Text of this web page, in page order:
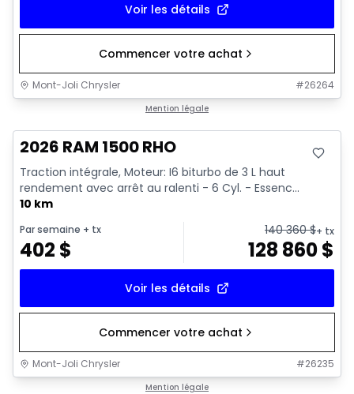
Voir les détails
Commencer votre achat
Mont-Joli Chrysler #26264
Mention légale
2026 RAM 1500 RHO
Traction intégrale, Moteur: I6 biturbo de 3 L haut
rendement avec arrêt au ralenti - 6 Cyl. - Essenc...
10 km
Par semaine + tx
402 $
140 360$+ tx
128 860$
Voir les détails
Commencer votre achat
Mont-Joli Chrysler #26235
Mention légale